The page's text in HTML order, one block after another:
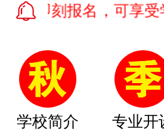
名，可享受学费减免
学校简介 专业开